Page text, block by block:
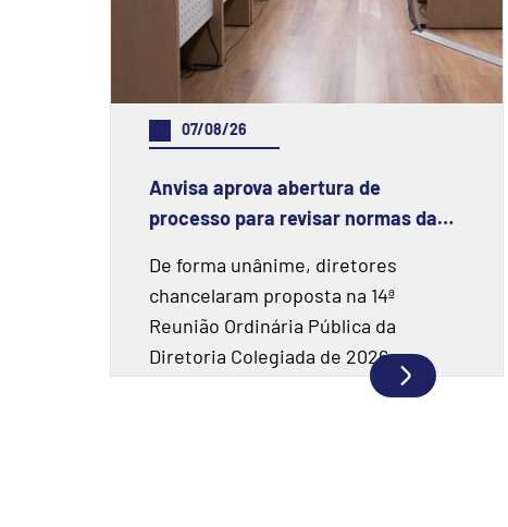
07/08/26
Anvisa aprova abertura de
processo para revisar normas da
medicamentos
De forma unânime, diretores
chancelaram proposta na 14ª
Reunião Ordinária Pública da
Diretoria Colegiada de 2026